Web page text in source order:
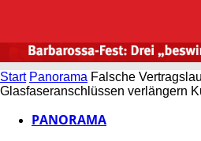
Start Panorama Falsche
Glasfaseranschlüssen verlängern
PANORAMA